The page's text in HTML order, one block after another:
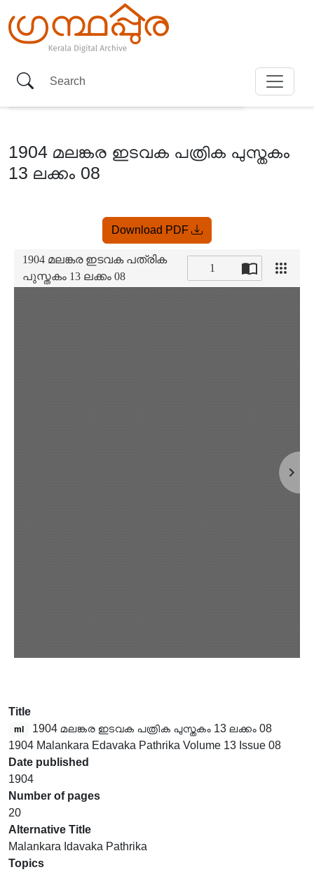
1904 മലങ്കര ഇടവക പത്രിക പുസ്തകം
13 ലക്കം 08
Download PDF
Title
ml
1904 മലങ്കര ഇടവക പത്രിക പുസ്തകം 13 ലക്കം 08
1904 Malankara Edavaka Pathrika Volume 13 Issue 08
Date published
1904
Number of pages
20
Alternative Title
Malankara Idavaka Pathrika
Topics